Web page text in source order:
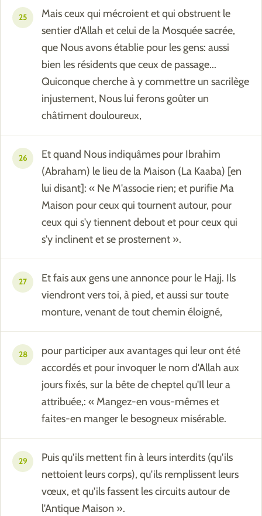
25
Mais ceux qui mécroient et qui obstruent le
sentier d'Allah et celui de la Mosquée sacrée,
que Nous avons établie pour les gens: aussi
bien les résidents que ceux de passage...
Quiconque cherche à y commettre un sacrilège
injustement, Nous lui ferons goûter un
châtiment douloureux,
26
Et quand Nous indiquâmes pour Ibrahim
(Abraham) le lieu de la Maison (La Kaaba) [en
lui disant]: « Ne M'associe rien; et purifie Ma
Maison pour ceux qui tournent autour, pour
ceux qui s'y tiennent debout et pour ceux qui
s'y inclinent et se prosternent ».
27
Et fais aux gens une annonce pour le Hajj. Ils
viendront vers toi, à pied, et aussi sur toute
monture, venant de tout chemin éloigné,
28
pour participer aux avantages qui leur ont été
accordés et pour invoquer le nom d'Allah aux
jours fixés, sur la bête de cheptel qu'Il leur a
attribuée,: « Mangez-en vous-mêmes et
faites-en manger le besogneux misérable.
29
Puis qu'ils mettent fin à leurs interdits (qu'ils
nettoient leurs corps), qu'ils remplissent leurs
vœux, et qu'ils fassent les circuits autour de
l'Antique Maison ».